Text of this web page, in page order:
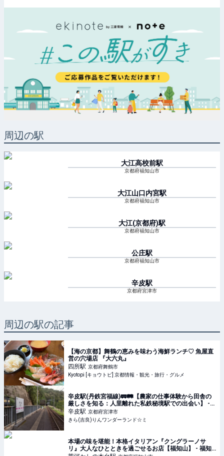
周辺の駅
大江高校前駅
京都府福知山市
大江山口内宮駅
京都府福知山市
大江(京都府)駅
京都府福知山市
公庄駅
京都府福知山市
辛皮駅
京都府宮津市
周辺の駅の記事
【海の京都】舞鶴の恵みを味わう海鮮ランチ♡ 魚屋直
営の穴場店 『大六丸』
四所駅 京都府舞鶴市
Kyotopi [キョウトピ] 京都情報・観光・旅行・グルメ
辛皮駅(丹鉄宮福線)🚃🛤【農家の仕事体験から田舎の
厳しさを知る：人里離れた私鉄秘境駅での出会い】 -
きら(吉良)りんワンダーランド☆ミ
辛皮駅 京都府宮津市
きら(吉良)りんワンダーランド☆ミ
本場の味を堪能！本格イタリアン『クングラーノサ
リ』大人なひとときを過ごせるお店【福知山】 - 福知